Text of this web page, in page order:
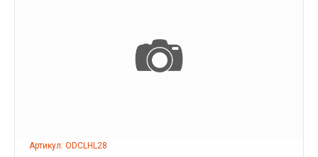
Артикул: ODCLHL28
ПОДРОБНЕЕ